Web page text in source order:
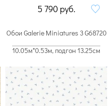
5 790 руб.
Обои Galerie Miniatures 3 G68720
10.05м*0.53м, подгон 13.25см